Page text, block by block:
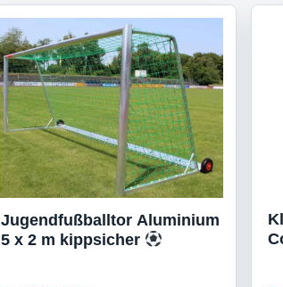
Jugendfußballtor Aluminium
5 x 2 m kippsicher